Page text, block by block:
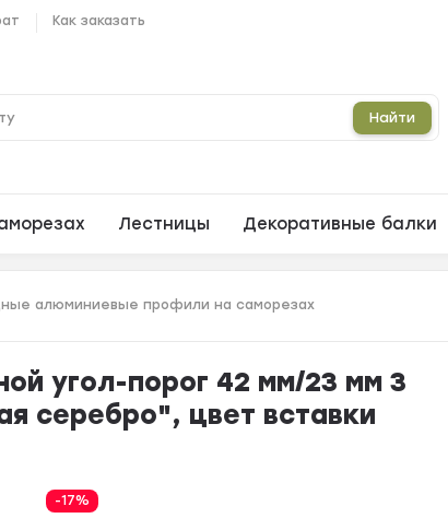
Как заказать
Найти
Лестницы Декоративные балки
алюминиевые профили на саморезах
угол-порог 42 мм/23 мм 3
серебро", цвет вставки
-17%